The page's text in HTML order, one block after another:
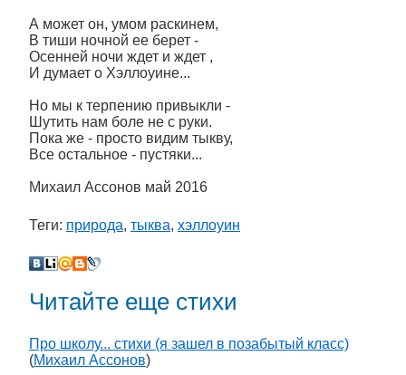
А может он, умом раскинем,
В тиши ночной ее берет -
Осенней ночи ждет и ждет ,
И думает о Хэллоуине...
Но мы к терпению привыкли -
Шутить нам боле не с руки.
Пока же - просто видим тыкву,
Все остальное - пустяки...
Михаил Ассонов май 2016
Теги: природа, тыква, хэллоуин
Читайте еще стихи
Про школу... стихи (я зашел в позабытый класс)
(Михаил Ассонов)